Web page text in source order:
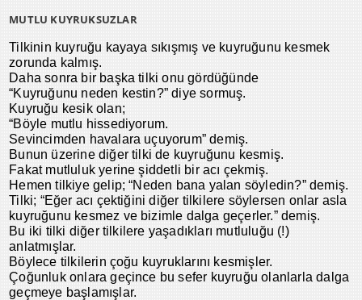
MUTLU KUYRUKSUZLAR
Tilkinin kuyruğu kayaya sıkışmış ve kuyruğunu kesmek
zorunda kalmış.
Daha sonra bir başka tilki onu gördüğünde
“Kuyruğunu neden kestin?” diye sormuş.
Kuyruğu kesik olan;
“Böyle mutlu hissediyorum.
Sevincimden havalara uçuyorum” demiş.
Bunun üzerine diğer tilki de kuyruğunu kesmiş.
Fakat mutluluk yerine şiddetli bir acı çekmiş.
Hemen tilkiye gelip; “Neden bana yalan söyledin?” demiş.
Tilki; “Eğer acı çektiğini diğer tilkilere söylersen onlar asla
kuyruğunu kesmez ve bizimle dalga geçerler.” demiş.
Bu iki tilki diğer tilkilere yaşadıkları mutluluğu (!)
anlatmışlar.
Böylece tilkilerin çoğu kuyruklarını kesmişler.
Çoğunluk onlara geçince bu sefer kuyruğu olanlarla dalga
geçmeye başlamışlar.